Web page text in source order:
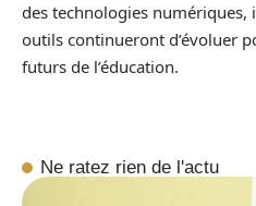
des technologies numériques,
outils continueront d’évoluer
futurs de l’éducation.
Ne ratez rien de l'actu